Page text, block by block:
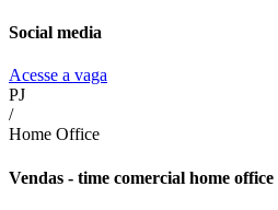
Social media
Acesse a vaga
PJ
/
Home Office
Vendas - time comercial home office